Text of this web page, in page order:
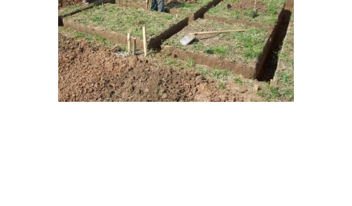
Плитный фундамент Свайный фундамент